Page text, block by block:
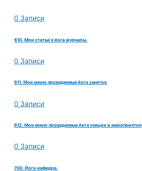
0 Записи
610. Мои статьи в йога журналы.
0 Записи
611. Мои мною проведенные йога занятия,
0 Записи
612. Мои мною проведенные йога лекции и мероприятия
0 Записи
700. Йога-кафедра.